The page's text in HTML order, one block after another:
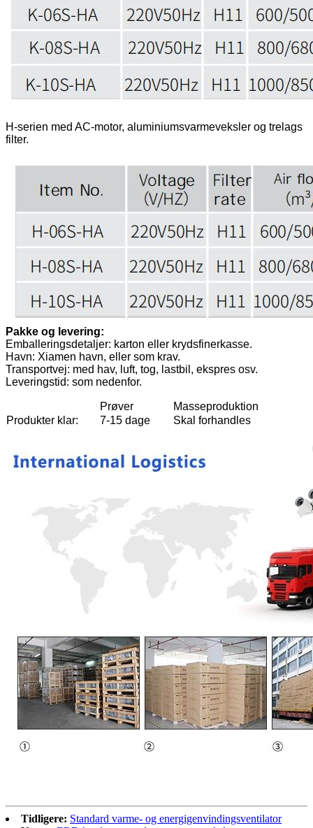
H-serien med AC-motor, aluminiumsvarmeveksler og trelags
filter.
Pakke og levering:
Emballeringsdetaljer: karton eller krydsfinerkasse.
Havn: Xiamen havn, eller som krav.
Transportvej: med hav, luft, tog, lastbil, ekspres osv.
Leveringstid: som nedenfor.
Prøver
Masseproduktion
Produkter klar:
7-15 dage Skal forhandles
Tidligere: Standard varme- og energigenvindingsventilator